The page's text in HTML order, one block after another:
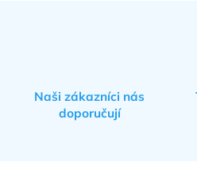
Naši zákazníci nás
doporučují